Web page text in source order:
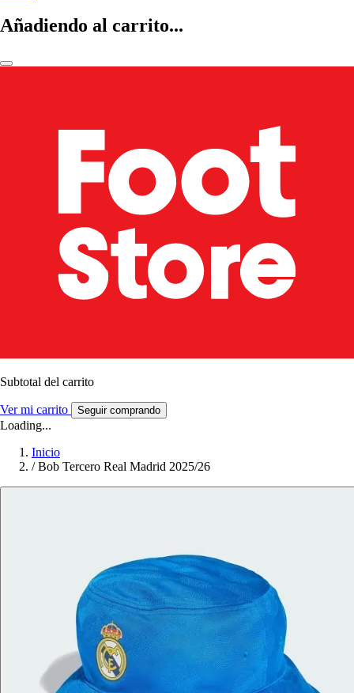
Añadiendo al carrito...
Subtotal del carrito
Ver mi carrito Seguir comprando
Loading...
Inicio
/ Bob Tercero Real Madrid 2025/26